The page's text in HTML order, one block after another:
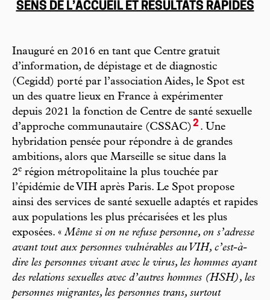
SENS DE L’ACCUEIL ET RÉSULTATS RAPIDES
Inauguré en 2016 en tant que Centre gratuit
d’information, de dépistage et de diagnostic
(Cegidd) porté par l’association Aides, le Spot est
un des quatre lieux en France à expérimenter
depuis 2021 la fonction de Centre de santé sexuelle
d’approche communautaire (CSSAC)2 . Une
hybridation pensée pour répondre à de grandes
ambitions, alors que Marseille se situe dans la
2e région métropolitaine la plus touchée par
l’épidémie de VIH après Paris. Le Spot propose
ainsi des services de santé sexuelle adaptés et rapides
aux populations les plus précarisées et les plus
exposées. «Même si on ne refuse personne, on s’adresse
avant tout aux personnes vulnérables au VIH, c’est-à-
dire les personnes vivant avec le virus, les hommes ayant
des relations sexuelles avec d’autres hommes (HSH), les
personnes migrantes, les personnes trans, surtout